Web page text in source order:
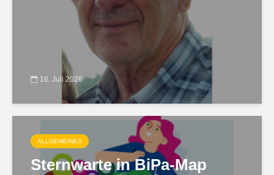
16. Juli 2026
ALLGEMEINES
Sternwarte in BiPa-Map